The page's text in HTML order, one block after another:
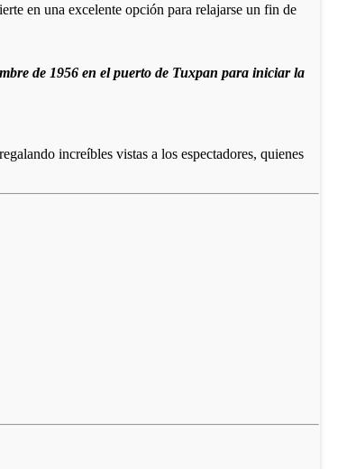
en una excelente opción para relajarse un fin de
de 1956 en el puerto de Tuxpan para iniciar la
increíbles vistas a los espectadores, quienes